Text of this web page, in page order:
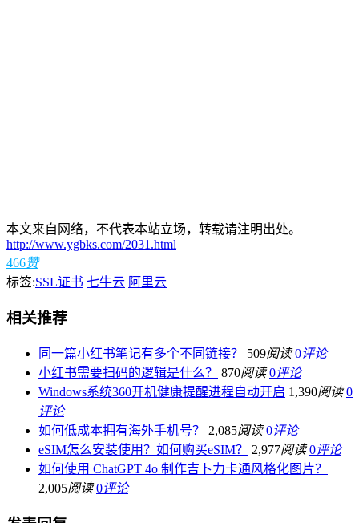
本文来自网络，不代表本站立场，转载请注明出处。
http://www.ygbks.com/2031.html
466赞
标签:SSL证书 七牛云 阿里云
相关推荐
同一篇小红书笔记有多个不同链接？ 509阅读 0评论
小红书需要扫码的逻辑是什么？
870阅读 0评论
Windows系统360开机健康提醒进程自动开启 1,390阅读 0
评论
如何低成本拥有海外手机号？
2,085阅读 0评论
eSIM怎么安装使用？如何购买eSIM？
2,977阅读 0评论
如何使用 ChatGPT 4o 制作吉卜力卡通风格化图片？
2,005阅读 0评论